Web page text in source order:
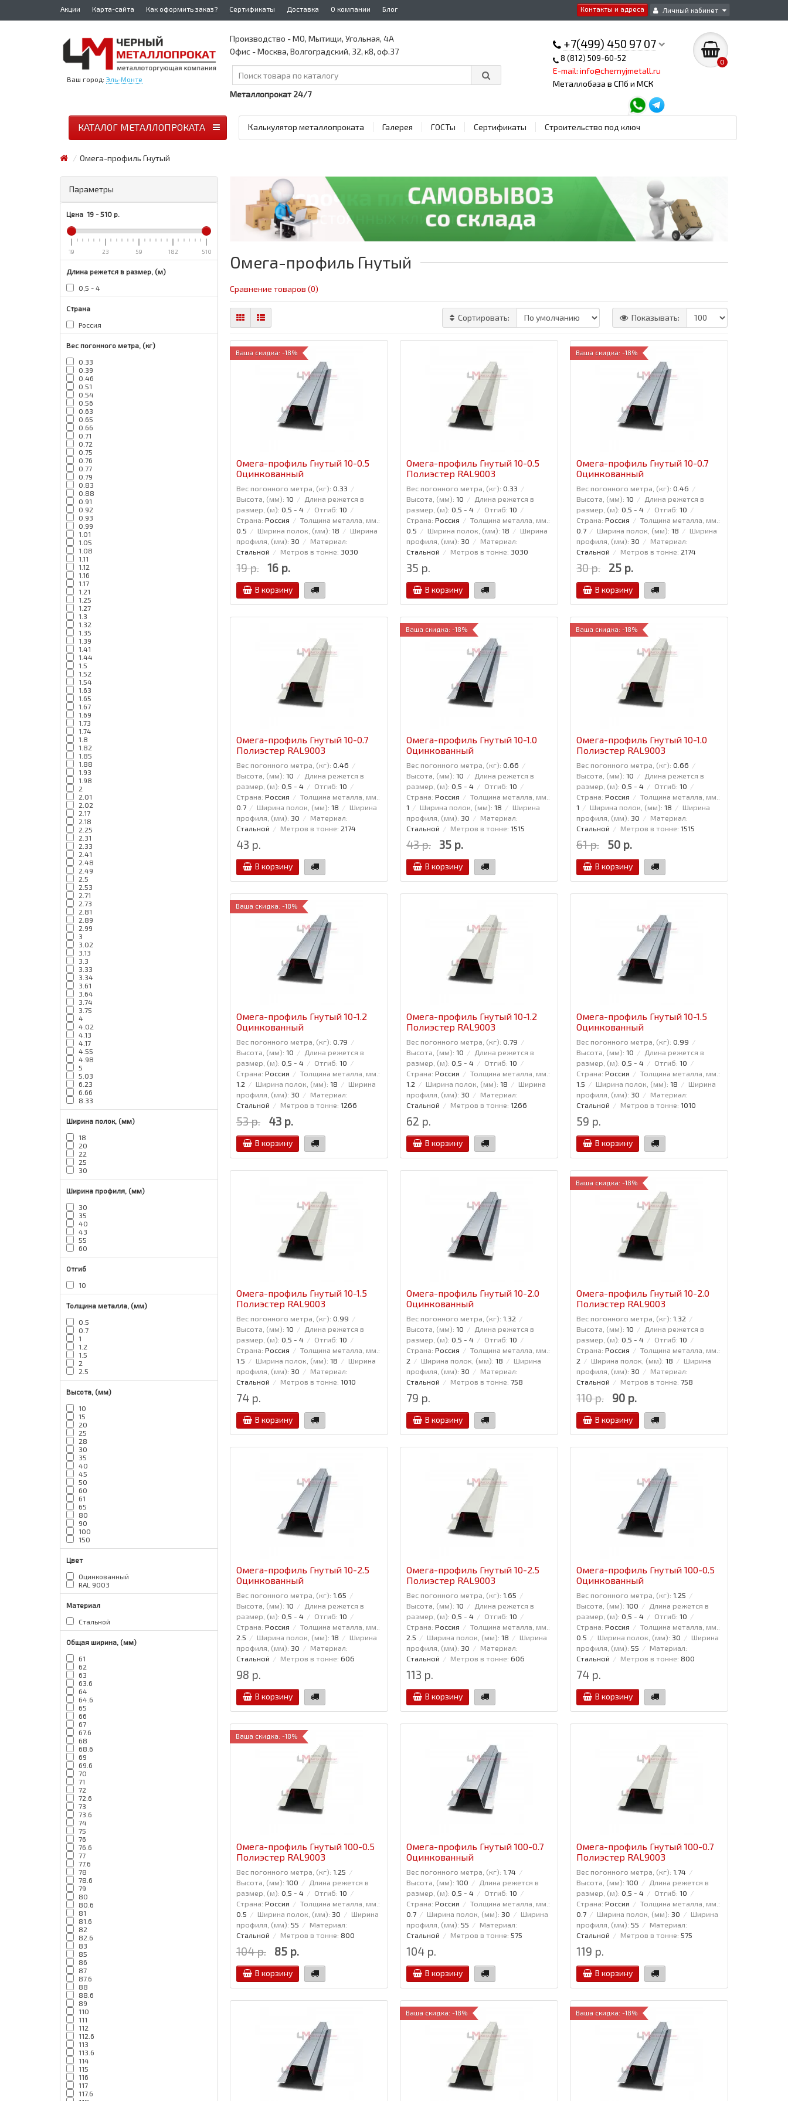
Контакты и адреса Личный кабинет
Акции Карта-сайта Как оформить заказ? Сертификаты Доставка О компании Блог
Ваш город: Эль-Монте
+7(499) 450 97 07
8 (812) 509-60-52
E-mail: info@chernyjmetall.ru
Металлобаза в СПб и МСК
0
Производство - МО, Мытищи, Угольная, 4А
Офис - Москва, Волгоградский, 32, к8, оф.37
Металлопрокат 24/7
Калькулятор металлопроката Галерея ГОСТы Сертификаты Строительство под ключ
КАТАЛОГ МЕТАЛЛОПРОКАТА
Омега-профиль Гнутый
Параметры
Цена 19 - 510 р.
19 23 59 182 510
Длина режется в размер, (м)
0,5 - 4
Страна
Россия
Вес погонного метра, (кг)
0.33
0.39
0.46
0.51
0.54
0.56
0.63
0.65
0.66
0.71
0.72
0.75
0.76
0.77
0.79
0.83
0.88
0.91
0.92
0.93
0.99
1.01
1.05
1.08
1.11
1.12
1.16
1.17
1.21
1.25
1.27
1.3
1.32
1.35
1.39
1.41
1.44
1.5
1.52
1.54
1.63
1.65
1.67
1.69
1.73
1.74
1.8
1.82
1.85
1.88
1.93
1.98
2
2.01
2.02
2.17
2.18
2.25
2.31
2.33
2.41
2.48
2.49
2.5
2.53
2.71
2.73
2.81
2.89
2.99
3
3.02
3.13
3.3
3.33
3.34
3.61
3.64
3.74
3.75
4
4.02
4.13
4.17
4.55
4.98
5
5.03
6.23
6.66
8.33
Ширина полок, (мм)
18
20
22
25
30
Ширина профиля, (мм)
30
35
40
43
55
60
Отгиб
10
Толщина металла, (мм)
0.5
0.7
1
1.2
1.5
2
2.5
Высота, (мм)
10
15
20
25
28
30
35
40
45
50
60
61
65
80
90
100
150
Цвет
Оцинкованный
RAL 9003
Материал
Стальной
Общая ширина, (мм)
61
62
63
63.6
64
64.6
65
66
67
67.6
68
68.6
69
69.6
70
71
72
72.6
73
73.6
74
75
76
76.6
77
77.6
78
78.6
79
80
80.6
81
81.6
82
82.6
83
85
86
87
87.6
88
88.6
89
110
111
112
112.6
113
113.6
114
115
116
117
117.6
Омега-профиль Гнутый
Сравнение товаров (0)
Сортировать: Показывать:
Ваша скидка: -18%
Омега-профиль Гнутый 10-0.5
Оцинкованный
Вес погонного метра, (кг): 0.33
Высота, (мм): 10
Длина режется в
размер, (м): 0,5 - 4 Отгиб: 10
Страна: Россия
Толщина металла, мм.:
0.5
Ширина полок, (мм): 18
Ширина
профиля, (мм): 30
Материал:
Стальной
Метров в тонне: 3030
19 р. 16 р.
В корзину
Омега-профиль Гнутый 10-0.5
Полиэстер RAL9003
Вес погонного метра, (кг): 0.33
Высота, (мм): 10
Длина режется в
размер, (м): 0,5 - 4 Отгиб: 10
Страна: Россия
Толщина металла, мм.:
0.5
Ширина полок, (мм): 18
Ширина
профиля, (мм): 30
Материал:
Стальной
Метров в тонне: 3030
35 р.
В корзину
Ваша скидка: -18%
Омега-профиль Гнутый 10-0.7
Оцинкованный
Вес погонного метра, (кг): 0.46
Высота, (мм): 10
Длина режется в
размер, (м): 0,5 - 4 Отгиб: 10
Страна: Россия
Толщина металла, мм.:
0.7
Ширина полок, (мм): 18
Ширина
профиля, (мм): 30
Материал:
Стальной
Метров в тонне: 2174
30 р. 25 р.
В корзину
Омега-профиль Гнутый 10-0.7
Полиэстер RAL9003
Вес погонного метра, (кг): 0.46
Высота, (мм): 10
Длина режется в
размер, (м): 0,5 - 4 Отгиб: 10
Страна: Россия
Толщина металла, мм.:
0.7
Ширина полок, (мм): 18
Ширина
профиля, (мм): 30
Материал:
Стальной
Метров в тонне: 2174
43 р.
В корзину
Ваша скидка: -18%
Омега-профиль Гнутый 10-1.0
Оцинкованный
Вес погонного метра, (кг): 0.66
Высота, (мм): 10
Длина режется в
размер, (м): 0,5 - 4 Отгиб: 10
Страна: Россия
Толщина металла, мм.:
1
Ширина полок, (мм): 18
Ширина
профиля, (мм): 30
Материал:
Стальной
Метров в тонне: 1515
43 р. 35 р.
В корзину
Ваша скидка: -18%
Омега-профиль Гнутый 10-1.0
Полиэстер RAL9003
Вес погонного метра, (кг): 0.66
Высота, (мм): 10
Длина режется в
размер, (м): 0,5 - 4 Отгиб: 10
Страна: Россия
Толщина металла, мм.:
1
Ширина полок, (мм): 18
Ширина
профиля, (мм): 30
Материал:
Стальной
Метров в тонне: 1515
61 р. 50 р.
В корзину
Ваша скидка: -18%
Омега-профиль Гнутый 10-1.2
Оцинкованный
Вес погонного метра, (кг): 0.79
Высота, (мм): 10
Длина режется в
размер, (м): 0,5 - 4 Отгиб: 10
Страна: Россия
Толщина металла, мм.:
1.2
Ширина полок, (мм): 18
Ширина
профиля, (мм): 30
Материал:
Стальной
Метров в тонне: 1266
53 р. 43 р.
В корзину
Омега-профиль Гнутый 10-1.2
Полиэстер RAL9003
Вес погонного метра, (кг): 0.79
Высота, (мм): 10
Длина режется в
размер, (м): 0,5 - 4 Отгиб: 10
Страна: Россия
Толщина металла, мм.:
1.2
Ширина полок, (мм): 18
Ширина
профиля, (мм): 30
Материал:
Стальной
Метров в тонне: 1266
62 р.
В корзину
Омега-профиль Гнутый 10-1.5
Оцинкованный
Вес погонного метра, (кг): 0.99
Высота, (мм): 10
Длина режется в
размер, (м): 0,5 - 4 Отгиб: 10
Страна: Россия
Толщина металла, мм.:
1.5
Ширина полок, (мм): 18
Ширина
профиля, (мм): 30
Материал:
Стальной
Метров в тонне: 1010
59 р.
В корзину
Омега-профиль Гнутый 10-1.5
Полиэстер RAL9003
Вес погонного метра, (кг): 0.99
Высота, (мм): 10
Длина режется в
размер, (м): 0,5 - 4 Отгиб: 10
Страна: Россия
Толщина металла, мм.:
1.5
Ширина полок, (мм): 18
Ширина
профиля, (мм): 30
Материал:
Стальной
Метров в тонне: 1010
74 р.
В корзину
Омега-профиль Гнутый 10-2.0
Оцинкованный
Вес погонного метра, (кг): 1.32
Высота, (мм): 10
Длина режется в
размер, (м): 0,5 - 4 Отгиб: 10
Страна: Россия
Толщина металла, мм.:
2
Ширина полок, (мм): 18
Ширина
профиля, (мм): 30
Материал:
Стальной
Метров в тонне: 758
79 р.
В корзину
Ваша скидка: -18%
Омега-профиль Гнутый 10-2.0
Полиэстер RAL9003
Вес погонного метра, (кг): 1.32
Высота, (мм): 10
Длина режется в
размер, (м): 0,5 - 4 Отгиб: 10
Страна: Россия
Толщина металла, мм.:
2
Ширина полок, (мм): 18
Ширина
профиля, (мм): 30
Материал:
Стальной
Метров в тонне: 758
110 р. 90 р.
В корзину
Омега-профиль Гнутый 10-2.5
Оцинкованный
Вес погонного метра, (кг): 1.65
Высота, (мм): 10
Длина режется в
размер, (м): 0,5 - 4 Отгиб: 10
Страна: Россия
Толщина металла, мм.:
2.5
Ширина полок, (мм): 18
Ширина
профиля, (мм): 30
Материал:
Стальной
Метров в тонне: 606
98 р.
В корзину
Омега-профиль Гнутый 10-2.5
Полиэстер RAL9003
Вес погонного метра, (кг): 1.65
Высота, (мм): 10
Длина режется в
размер, (м): 0,5 - 4 Отгиб: 10
Страна: Россия
Толщина металла, мм.:
2.5
Ширина полок, (мм): 18
Ширина
профиля, (мм): 30
Материал:
Стальной
Метров в тонне: 606
113 р.
В корзину
Омега-профиль Гнутый 100-0.5
Оцинкованный
Вес погонного метра, (кг): 1.25
Высота, (мм): 100
Длина режется в
размер, (м): 0,5 - 4 Отгиб: 10
Страна: Россия
Толщина металла, мм.:
0.5
Ширина полок, (мм): 30
Ширина
профиля, (мм): 55
Материал:
Стальной
Метров в тонне: 800
74 р.
В корзину
Ваша скидка: -18%
Омега-профиль Гнутый 100-0.5
Полиэстер RAL9003
Вес погонного метра, (кг): 1.25
Высота, (мм): 100
Длина режется в
размер, (м): 0,5 - 4 Отгиб: 10
Страна: Россия
Толщина металла, мм.:
0.5
Ширина полок, (мм): 30
Ширина
профиля, (мм): 55
Материал:
Стальной
Метров в тонне: 800
104 р. 85 р.
В корзину
Омега-профиль Гнутый 100-0.7
Оцинкованный
Вес погонного метра, (кг): 1.74
Высота, (мм): 100
Длина режется в
размер, (м): 0,5 - 4 Отгиб: 10
Страна: Россия
Толщина металла, мм.:
0.7
Ширина полок, (мм): 30
Ширина
профиля, (мм): 55
Материал:
Стальной
Метров в тонне: 575
104 р.
В корзину
Омега-профиль Гнутый 100-0.7
Полиэстер RAL9003
Вес погонного метра, (кг): 1.74
Высота, (мм): 100
Длина режется в
размер, (м): 0,5 - 4 Отгиб: 10
Страна: Россия
Толщина металла, мм.:
0.7
Ширина полок, (мм): 30
Ширина
профиля, (мм): 55
Материал:
Стальной
Метров в тонне: 575
119 р.
В корзину
Ваша скидка: -18% Ваша скидка: -18%